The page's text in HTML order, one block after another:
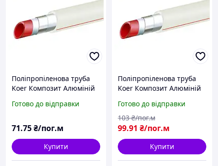
Поліпропіленова труба
Koer Композит Алюміній
(Чехія)
Готово до відправки
71.75₴/пог.м
Купити
Поліпропіленова труба
Koer Композит Алюміній
(Чехія)
Готово до відправки
99.91 ₴/пог.м
103 ₴/пог.м
Купити